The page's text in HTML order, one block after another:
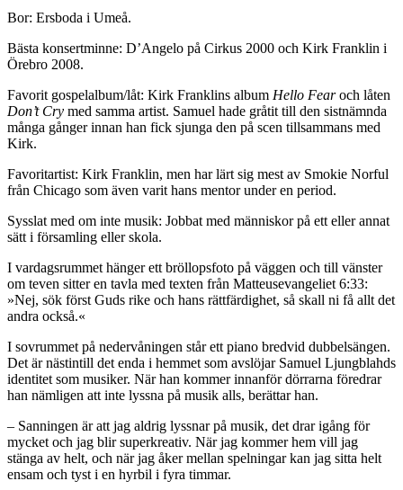
Bor: Ersboda i Umeå.
Bästa konsertminne: D’Angelo på Cirkus 2000 och Kirk Franklin i
Örebro 2008.
Favorit gospelalbum/låt: Kirk Franklins album Hello Fearoch låten
Don’t Cry med samma artist. Samuel hade gråtit till den sistnämnda
många gånger innan han fick sjunga den på scen tillsammans med
Kirk.
Favoritartist: Kirk Franklin, men har lärt sig mest av Smokie Norful
från Chicago som även varit hans mentor under en period.
Sysslat med om inte musik: Jobbat med människor på ett eller annat
sätt i församling eller skola.
I vardagsrummet hänger ett bröllopsfoto på väggen och till vänster
om teven sitter en tavla med texten från Matteusevangeliet 6:33:
»Nej, sök först Guds rike och hans rättfärdighet, så skall ni få allt det
andra också.«
I sovrummet på nedervåningen står ett piano bredvid dubbelsängen.
Det är nästintill det enda i hemmet som avslöjar Samuel Ljungblahds
identitet som musiker. När han kommer innanför dörrarna föredrar
han nämligen att inte lyssna på musik alls, berättar han.
– Sanningen är att jag aldrig lyssnar på musik, det drar igång för
mycket och jag blir superkreativ. När jag kommer hem vill jag
stänga av helt, och när jag åker mellan spelningar kan jag sitta helt
ensam och tyst i en hyrbil i fyra timmar.